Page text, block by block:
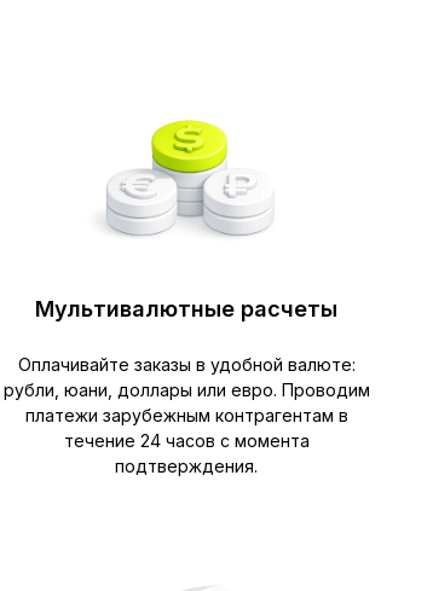
Мультивалютные расчеты
Оплачивайте заказы в удобной валюте:
рубли, юани, доллары или евро. Проводим
платежи зарубежным контрагентам в
течение 24 часов с момента
подтверждения.